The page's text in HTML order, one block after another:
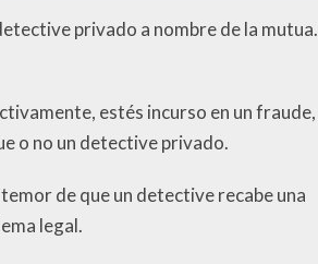
privado a nombre de la mutua.
estés incurso en un fraude,
o no un detective privado.
de que un detective recabe una
legal.